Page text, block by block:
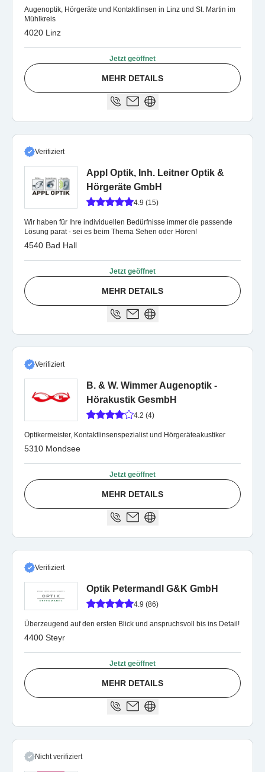
Augenoptik, Hörgeräte und Kontaktlinsen in Linz und St. Martin im
Mühlkreis
4020 Linz
Jetzt geöffnet
MEHR DETAILS
Verifiziert
Appl Optik, Inh. Leitner Optik &
Hörgeräte GmbH
4.9 (15)
Wir haben für Ihre individuellen Bedürfnisse immer die passende
Lösung parat - sei es beim Thema Sehen oder Hören!
4540 Bad Hall
Jetzt geöffnet
MEHR DETAILS
Verifiziert
B. & W. Wimmer Augenoptik -
Hörakustik GesmbH
4.2 (4)
Optikermeister, Kontaktlinsenspezialist und Hörgeräteakustiker
5310 Mondsee
Jetzt geöffnet
MEHR DETAILS
Verifiziert
Optik Petermandl G&K GmbH
4.9 (86)
Überzeugend auf den ersten Blick und anspruchsvoll bis ins Detail!
4400 Steyr
Jetzt geöffnet
MEHR DETAILS
Nicht verifiziert